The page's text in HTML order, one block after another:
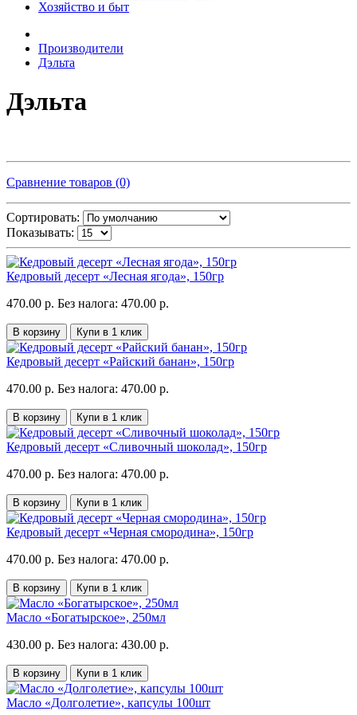
Хозяйство и быт
Производители
Дэльта
Дэльта
Сравнение товаров (0)
Сортировать:
Показывать:
Кедровый десерт «Лесная ягода», 150гр
470.00 р. Без налога: 470.00 р.
В корзину Купи в 1 клик
Кедровый десерт «Райский банан», 150гр
470.00 р. Без налога: 470.00 р.
В корзину Купи в 1 клик
Кедровый десерт «Сливочный шоколад», 150гр
470.00 р. Без налога: 470.00 р.
В корзину Купи в 1 клик
Кедровый десерт «Черная смородина», 150гр
470.00 р. Без налога: 470.00 р.
В корзину Купи в 1 клик
Масло «Богатырское», 250мл
430.00 р. Без налога: 430.00 р.
В корзину Купи в 1 клик
Масло «Долголетие», капсулы 100шт